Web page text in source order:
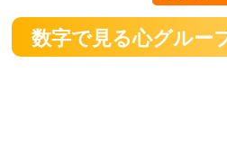
数字で見る心グルー